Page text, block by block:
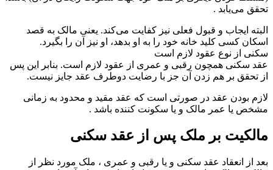
تحقق مى‌یابد .
البته ایجاب و قبول فعلی نیز کفایت مى‌کند. یعنی مالک به قصد
اسکان کسى کلید خانه خود را به او بدهد، او نیز آن را بگیرد.
سکنی از نوع عقود لازم است
‌عقد سکنى همچون رقبى‌ و عمرى از عقود لازم است. بنابر این پس
از تحقق بر هم زدن آن جز با رضایت دوطرف عقد جایز نیست.
لازم بودن عقد در صورتى است که عقد مقید و محدود به زمانى
مشخص یا عمر مالک و یا سکونت کننده باشد .
مالکیت بر ملک پس از عقد سکنی
بعد از انعقاد عقد سکنى‌ و یا رقبى‌ و عمرى ، ملک مورد نظر از